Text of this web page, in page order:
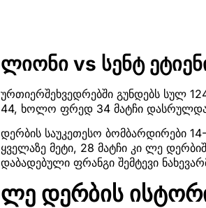
ლიონი vs სენტ
ურთიერშეხვედრებში გუნდებს სულ
44, ხოლო ფრედ 34 მატჩი
დერბის საუკეთესო ბომბარდირები
ყველაზე მეტი, 28 მატჩი კი ლე
დაბადებული ფრანგი შემტევი
ლე დერბის